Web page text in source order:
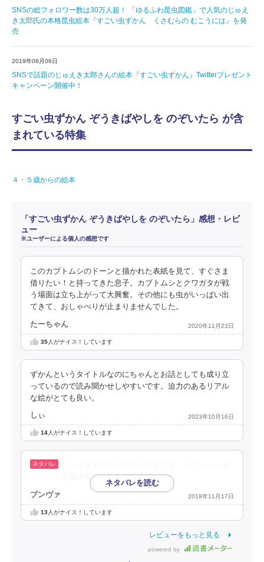
SNSの総フォロワー数は30万人超！ 「ゆるふわ昆虫図鑑」で人気のじゅえ
き太郎氏の本格昆虫絵本『すごい虫ずかん くさむらの むこうには』を発
売
2019年08月06日
SNSで話題のじゅえき太郎さんの絵本『すごい虫ずかん』Twitterプレゼント
キャンペーン開催中！
すごい虫ずかん ぞうきばやしを のぞいたら が含
まれている特集
４・５歳からの絵本
「すごい虫ずかん ぞうきばやしを のぞいたら」感想・レビ
ュー
※ユーザーによる個人の感想です
このカブトムシのドーンと描かれた表紙を見て、すぐさま
借りたい！と持ってきた息子。カブトムシとクワガタが戦
う場面は立ち上がって大興奮。その他にも虫がいっぱい出
てきて、おしゃべりが止まりませんでした。
たーちゃん 2020年11月23日
35人がナイス！しています
ずかんというタイトルなのにちゃんとお話としても成り立
っているので読み聞かせしやすいです。迫力のあるリアル
な絵がとても良い。
しぃ 2023年10月16日
14人がナイス！しています
クワガタを投げ飛ばす場面は大迫力でした。
プンヴァ 2019年11月17日
13人がナイス！しています
レビューをもっと見る
powered by